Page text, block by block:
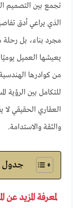
تجمع بين التصميم
الذي يراعي أدق
مجرد بناء، بل رحلة
يعيشها العميل
من كوادرها
للتكامل بين الرؤية
العقاري الحقيقي
والثقة والاستدامة.
جدول
لمعرفة المزيد